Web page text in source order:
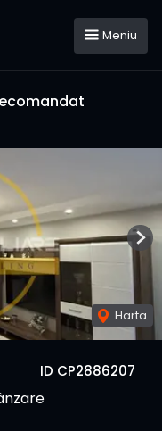
Meniu
ID CP2886207
Harta